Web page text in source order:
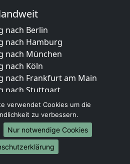
nach Berlin
nach Hamburg
nach München
nach Köln
nach Frankfurt am Main
nach Stuttgart
nach Düsseldorf
nach Leipzig
nach Dortmund
nach Essen
nach Bremen
verwendet Cookies um die
zu verbessern.
Nur notwendige Cookies